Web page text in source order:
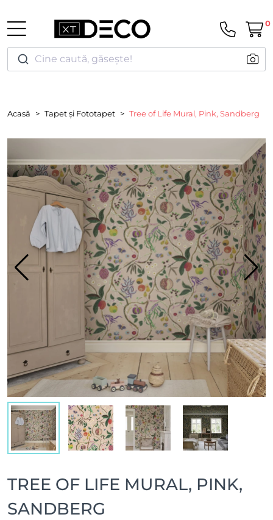
Cine caută, găsește!
0
Acasă Tapet și Fototapet Tree of Life Mural, Pink, Sandberg
TREE OF LIFE MURAL, PINK,
SANDBERG